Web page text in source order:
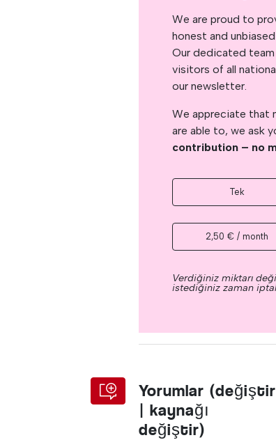
We are proud to
honest and
Our dedicated
visitors of all
our newsletter.
We appreciate that
are able to, we ask
contribution – no
Tek
2,50 € / month
Verdiğiniz miktarı
istediğiniz zaman
Yorumlar (değiştir
| kaynağı
değiştir)